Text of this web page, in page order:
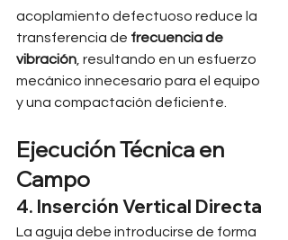
acoplamiento defectuoso reduce la
transferencia de frecuencia de
vibración , resultando en un esfuerzo
mecánico innecesario para el equipo
y una compactación deficiente.
Ejecución Técnica en
Campo
4. Inserción Vertical Directa
La aguja debe introducirse de forma